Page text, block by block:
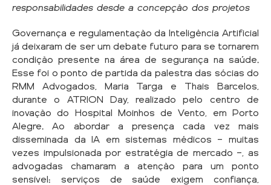
responsabilidades desde a concepção dos projetos
Governança e regulamentação da Inteligência Artificial
já deixaram de ser um debate futuro para se tornarem
condição presente na área de segurança na saúde.
Esse foi o ponto de partida da palestra das sócias do
RMM Advogados, Maria Targa e Thais Barcelos,
durante o ATRION Day, realizado pelo centro de
inovação do Hospital Moinhos de Vento, em Porto
Alegre. Ao abordar a presença cada vez mais
disseminada da IA em sistemas médicos — muitas
vezes impulsionada por estratégia de mercado —, as
advogadas chamaram a atenção para um ponto
sensível: serviços de saúde exigem confiança,